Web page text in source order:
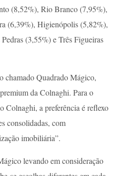
(8,52%), Rio Branco (7,95%),
(6,39%), Higienópolis (5,82%),
(3,55%) e Três Figueiras
chamado Quadrado Mágico,
da Colnaghi. Para o
Colnaghi, a preferência é reflexo
consolidadas, com
imobiliária”.
levando em consideração